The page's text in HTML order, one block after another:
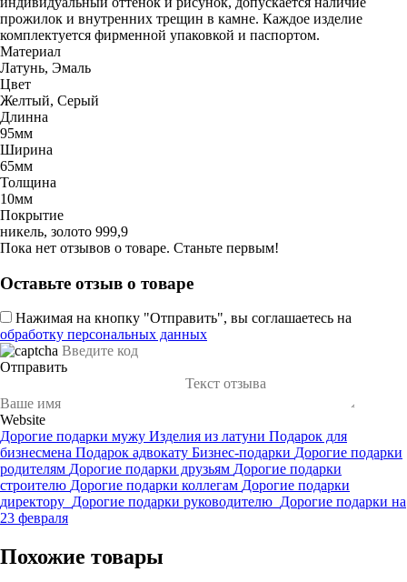
прожилок и внутренних трещин в камне. Каждое изделие
комплектуется фирменной упаковкой и паспортом.
Материал
Латунь, Эмаль
Цвет
Желтый, Серый
Длинна
95мм
Ширина
65мм
Толщина
10мм
Покрытие
никель, золото 999,9
Пока нет отзывов о товаре. Станьте первым!
Оставьте отзыв о товаре
Нажимая на кнопку "Отправить", вы соглашаетесь на
обработку персональных данных
Отправить
Website
Дорогие подарки мужу Изделия из латуни Подарок для
бизнесмена Подарок адвокату Бизнес-подарки Дорогие подарки
родителям Дорогие подарки друзьям Дорогие подарки
строителю Дорогие подарки коллегам Дорогие подарки
директору Дорогие подарки руководителю Дорогие подарки на
23 февраля
Похожие товары